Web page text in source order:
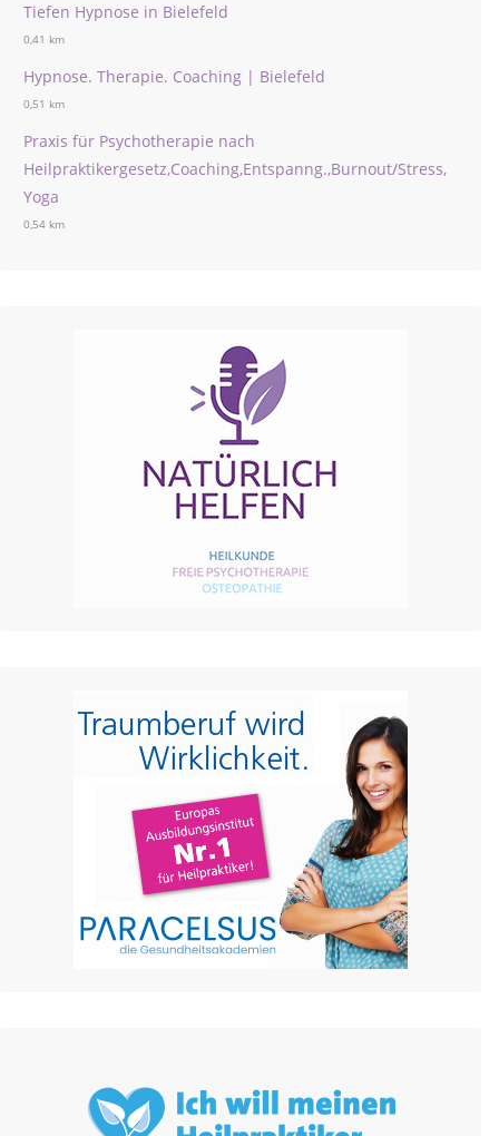
Tiefen Hypnose in Bielefeld
0,41 km
Hypnose. Therapie. Coaching | Bielefeld
0,51 km
Praxis für Psychotherapie nach
Heilpraktikergesetz,Coaching,Entspanng.,Burnout/Stress,
Yoga
0,54 km